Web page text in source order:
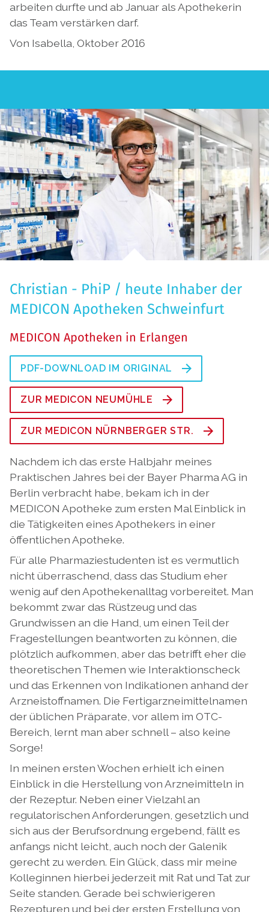
arbeiten durfte und ab Januar als Apothekerin
das Team verstärken darf.
Von Isabella, Oktober 2016
Christian - PhiP / heute Inhaber der
MEDICON Apotheken Schweinfurt
MEDICON Apotheken in Erlangen
PDF-DOWNLOAD IM ORIGINAL
ZUR MEDICON NEUMÜHLE
ZUR MEDICON NÜRNBERGER STR.
Nachdem ich das erste Halbjahr meines
Praktischen Jahres bei der Bayer Pharma AG in
Berlin verbracht habe, bekam ich in der
MEDICON Apotheke zum ersten Mal Einblick in
die Tätigkeiten eines Apothekers in einer
öffentlichen Apotheke.
Für alle Pharmaziestudenten ist es vermutlich
nicht überraschend, dass das Studium eher
wenig auf den Apothekenalltag vorbereitet. Man
bekommt zwar das Rüstzeug und das
Grundwissen an die Hand, um einen Teil der
Fragestellungen beantworten zu können, die
plötzlich aufkommen, aber das betrifft eher die
theoretischen Themen wie Interaktionscheck
und das Erkennen von Indikationen anhand der
Arzneistoffnamen. Die Fertigarzneimittelnamen
der üblichen Präparate, vor allem im OTC-
Bereich, lernt man aber schnell – also keine
Sorge!
In meinen ersten Wochen erhielt ich einen
Einblick in die Herstellung von Arzneimitteln in
der Rezeptur. Neben einer Vielzahl an
regulatorischen Anforderungen, gesetzlich und
sich aus der Berufsordnung ergebend, fällt es
anfangs nicht leicht, auch noch der Galenik
gerecht zu werden. Ein Glück, dass mir meine
Kolleginnen hierbei jederzeit mit Rat und Tat zur
Seite standen. Gerade bei schwierigeren
Rezepturen und bei der ersten Erstellung von